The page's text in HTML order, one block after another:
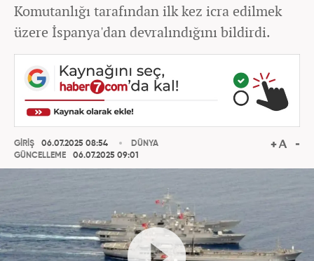
Komutanlığı tarafından ilk kez icra edilmek
üzere İspanya'dan devralındığını bildirdi.
GİRİŞ
06.07.2025 08:54
GÜNCELLEME
06.07.2025 09:01
DÜNYA